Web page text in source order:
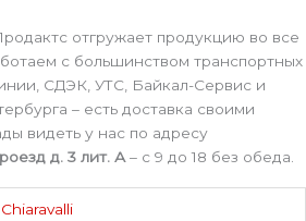
отгружает продукцию во все
с большинством транспортных
СДЭК, УТС, Байкал-Сервис и
– есть доставка своими
видеть у нас по адресу
д. 3 лит. А– с 9 до 18 без обеда.
Chiaravalli